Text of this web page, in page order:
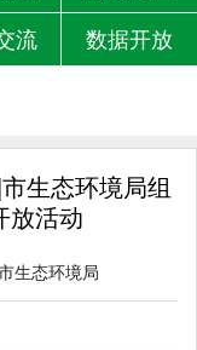
流 数据开放
生态环境局组
放活动
生态环境局